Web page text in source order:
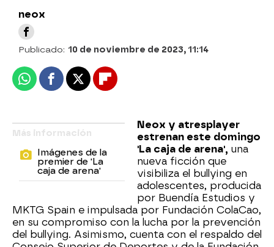
neox
Publicado: 10 de noviembre de 2023, 11:14
WhatsappFacebook
X Flipboard
Más información
Imágenes de la
premier de 'La
caja de arena'
Neox y atresplayer
estrenan este domingo
'La caja de arena', una
nueva ficción que
visibiliza el bullying en
adolescentes, producida
por Buendía Estudios y
MKTG Spain e impulsada por Fundación ColaCao,
en su compromiso con la lucha por la prevención
del bullying. Asimismo, cuenta con el respaldo del